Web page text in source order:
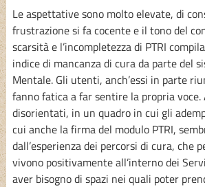
Le aspettative sono molto elevate, di
frustrazione si fa cocente e il tono del
scarsità e l’incompletezza di PTRI
indice di mancanza di cura da parte del
Mentale. Gli utenti, anch’essi in parte
fanno fatica a far sentire la propria voce.
disorientati, in un quadro in cui gli
cui anche la firma del modulo PTRI,
dall’esperienza dei percorsi di cura, che
vivono positivamente all’interno dei
aver bisogno di spazi nei quali poter